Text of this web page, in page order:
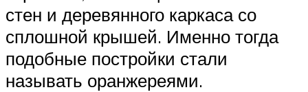
стен и деревянного каркаса со
сплошной крышей. Именно тогда
подобные постройки стали
называть оранжереями.